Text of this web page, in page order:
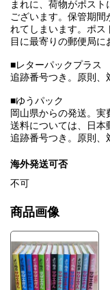
まれに、荷物がポス
ございます。保管期
れてしまいます。ポス
目に最寄りの郵便局に
■レターパックプラス
追跡番号つき。原則、
■ゆうパック
岡山県からの発送。実
送料については、日本
追跡番号つき。原則、
海外発送可否
不可
商品画像